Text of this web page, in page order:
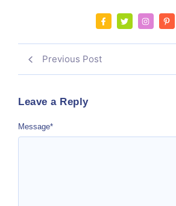
Previous Post
Leave a Reply
Message*